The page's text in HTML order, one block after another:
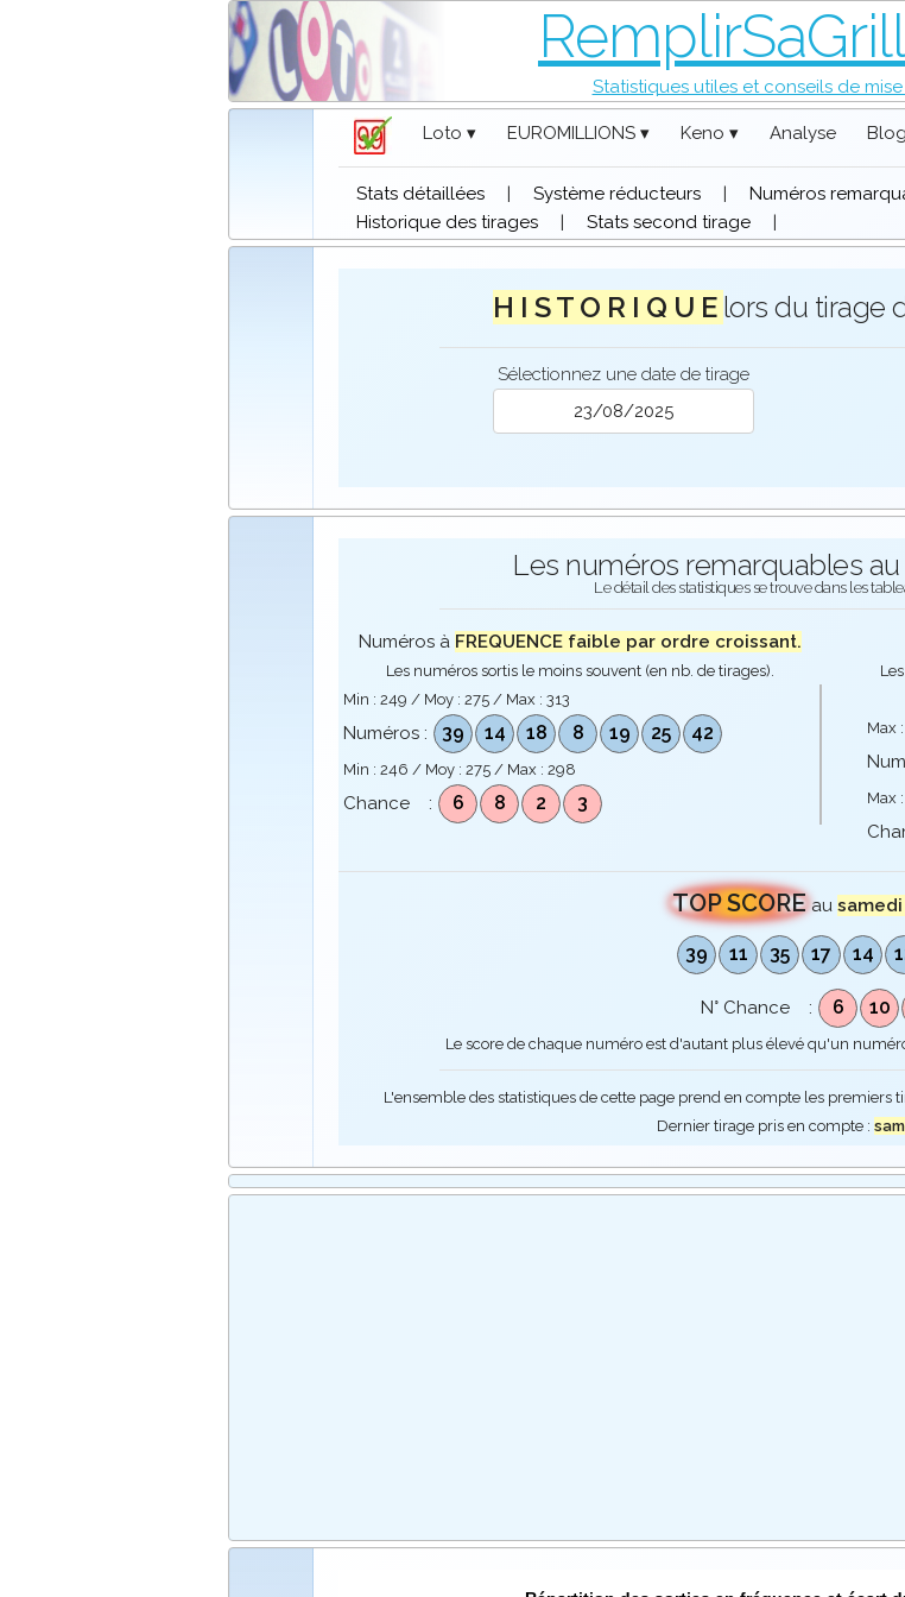
Statistiques utiles et conseils de
Loto ▾ EUROMILLIONS ▾ Keno ▾ Analyse Blog
Stats détaillées | Système réducteurs | Numéros
Historique des tirages
| Stats second tirage |
H I S T O R I Q U E lors du tirage
Sélectionnez une date de tirage
Les numéros remarquables au
Le détail des statistiques se trouve dans les
Numéros à FREQUENCE faible par ordre croissant.
Les numéros sortis le moins souvent (en nb. de tirages).
Min :249 / Moy :275 / Max :313
Numéros : 39 14 18 8 19 25 42
Min :246 / Moy :275 / Max :298
Chance : 6 8 2 3
Max :
Max :
TOP SCORE au
39 11 35 17 14
N° Chance : 6 10
Le score de chaque numéro est d'autant plus élevé qu'un
L'ensemble des statistiques de cette page prend en compte les premiers
Dernier tirage pris en compte :